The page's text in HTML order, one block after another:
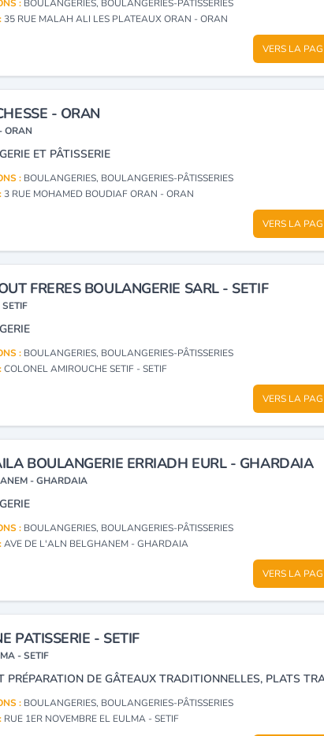
: BOULANGERIES, BOULANGERIES-PÂTISSERIES
35 RUE MALAH ALI LES PLATEAUX ORAN - ORAN
VERS LA
- ORAN
ORAN
ET PÂTISSERIE
: BOULANGERIES, BOULANGERIES-PÂTISSERIES
3 RUE MOHAMED BOUDIAF ORAN - ORAN
VERS LA
FRERES BOULANGERIE SARL - SETIF
: BOULANGERIES, BOULANGERIES-PÂTISSERIES
COLONEL AMIROUCHE SETIF - SETIF
VERS LA
BOULANGERIE ERRIADH EURL - GHARDAIA
- GHARDAIA
: BOULANGERIES, BOULANGERIES-PÂTISSERIES
AVE DE L'ALN BELGHANEM - GHARDAIA
VERS LA
PATISSERIE - SETIF
- SETIF
: BOULANGERIES, BOULANGERIES-PÂTISSERIES
RUE 1ER NOVEMBRE EL EULMA - SETIF